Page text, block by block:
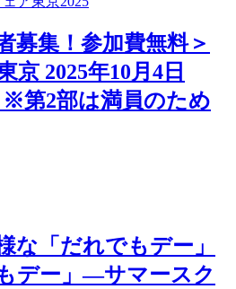
募集！参加費無料＞
京 2025年10月4日
※第2部は満員のため
な「だれでもデー」
デー」―サマースク